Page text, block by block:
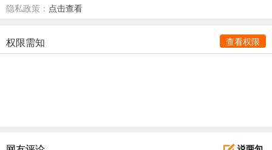
隐私政策： 点击查看
权限需知 查看权限